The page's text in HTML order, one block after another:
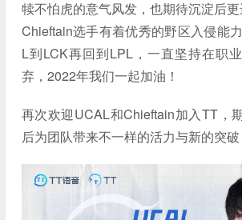
犊不怕虎的意气风发，也期待沉淀后更
Chieftain选手有着优秀的野区入侵能
L到LCK再回到LPL，一直坚持在职
弃，2022年我们一起加油！
再次欢迎UCAL和Chieftain加入TT，
后为团队带来不一样的活力与新的突破